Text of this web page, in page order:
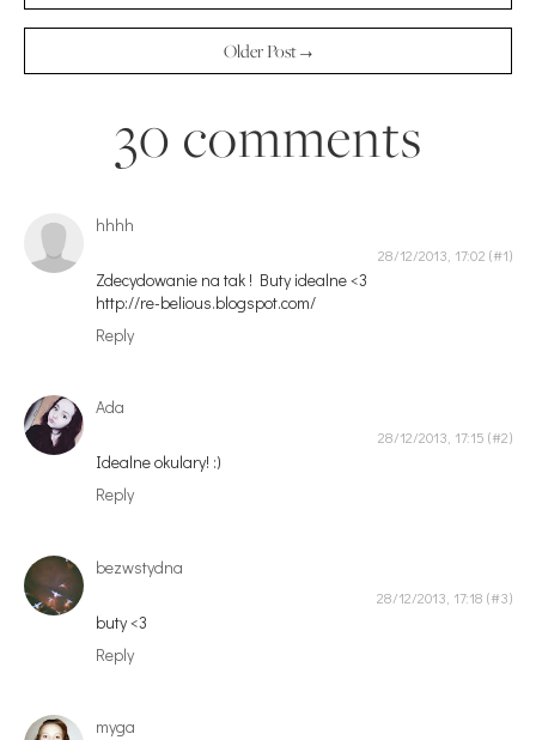
Older Post →
30 comments
hhhh
28/12/2013, 17:02
Zdecydowanie na tak ! Buty idealne <3
http://re-belious.blogspot.com/
Reply
Ada
28/12/2013, 17:15
Idealne okulary! :)
Reply
bezwstydna
28/12/2013, 17:18
buty <3
Reply
myga